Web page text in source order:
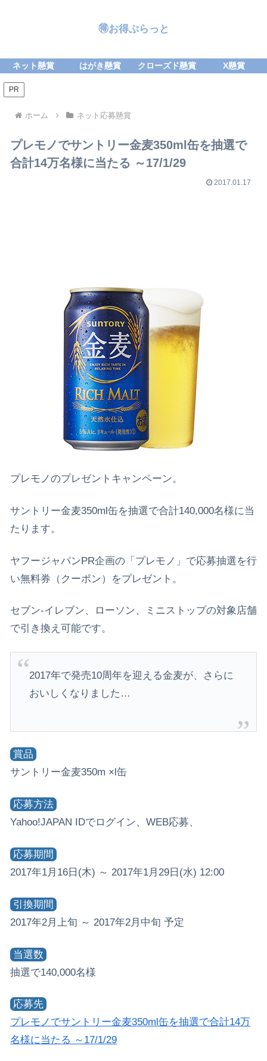
🉐お得ぷらっと
ネット懸賞 はがき懸賞 クローズド懸賞 X懸賞
PR
ホーム ネット応募懸賞
プレモノでサントリー金麦350ml缶を抽選で
合計14万名様に当たる ～17/1/29
2017.01.17
プレモノのプレゼントキャンペーン。
サントリー金麦350ml缶を抽選で合計140,000名様に当
たります。
ヤフージャパンPR企画の「プレモノ」で応募抽選を行
い無料券（クーポン）をプレゼント。
セブン‐イレブン、ローソン、ミニストップの対象店舗
で引き換え可能です。
2017年で発売10周年を迎える金麦が、さらに
おいしくなりました…
賞品
サントリー金麦350m ×l缶
応募方法
Yahoo!JAPAN IDでログイン、WEB応募、
応募期間
2017年1月16日(木) ～ 2017年1月29日(水) 12:00
引換期間
2017年2月上旬 ～ 2017年2月中旬 予定
当選数
抽選で140,000名様
応募先
プレモノでサントリー金麦350ml缶を抽選で合計14万
名様に当たる ～17/1/29